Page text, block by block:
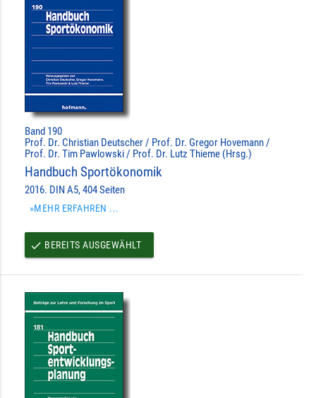
Band 190
Prof. Dr. Christian Deutscher / Prof. Dr. Gregor Hovemann /
Prof. Dr. Tim Pawlowski / Prof. Dr. Lutz Thieme (Hrsg.)
Handbuch Sportökonomik
2016. DIN A5, 404 Seiten
»MEHR ERFAHREN ...
done BEREITS AUSGEWÄHLT